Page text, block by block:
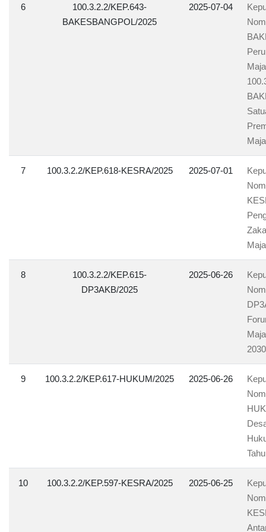
6
100.3.2.2/KEP.643-
BAKESBANGPOL/2025
2025-07-04
7 100.3.2.2/KEP.618-KESRA/2025 2025-07-01
8
100.3.2.2/KEP.615-
DP3AKB/2025
2025-06-26
2030
9 100.3.2.2/KEP.617-HUKUM/2025 2025-06-26
10 100.3.2.2/KEP.597-KESRA/2025 2025-06-25